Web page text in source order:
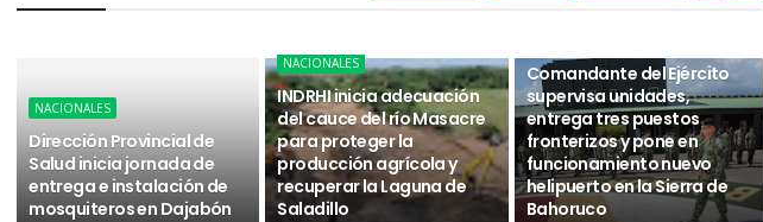
NACIONALES
Dirección Provincial de
Salud inicia jornada de
entrega e instalación de
mosquiteros en Dajabón
NACIONALES
INDRHI inicia adecuación
del cauce del río Masacre
para proteger la
producción agrícola y
recuperar la Laguna de
Saladillo
Comandante del Ejército
supervisa unidades,
entrega tres puestos
fronterizos y pone en
funcionamiento nuevo
helipuerto en la Sierra de
Bahoruco